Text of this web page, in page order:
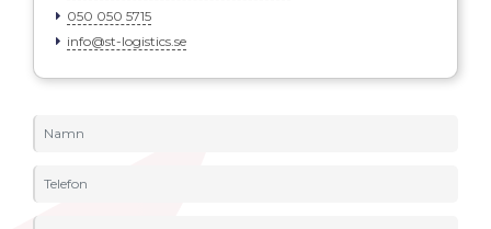
050 050 5715
info@st-logistics.se